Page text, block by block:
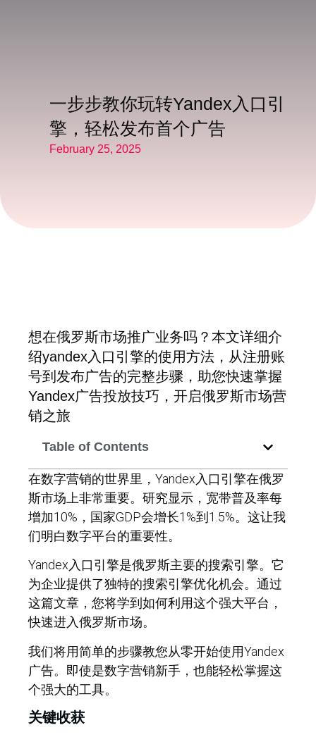
一步步教你玩转Yandex入口引
擎，轻松发布首个广告
February 25, 2025
想在俄罗斯市场推广业务吗？本文详细介
绍yandex入口引擎的使用方法，从注册账
号到发布广告的完整步骤，助您快速掌握
Yandex广告投放技巧，开启俄罗斯市场营
销之旅
Table of Contents
在数字营销的世界里，Yandex入口引擎在俄罗
斯市场上非常重要。研究显示，宽带普及率每
增加10%，国家GDP会增长1%到1.5%。这让我
们明白数字平台的重要性。
Yandex入口引擎是俄罗斯主要的搜索引擎。它
为企业提供了独特的搜索引擎优化机会。通过
这篇文章，您将学到如何利用这个强大平台，
快速进入俄罗斯市场。
我们将用简单的步骤教您从零开始使用Yandex
广告。即使是数字营销新手，也能轻松掌握这
个强大的工具。
关键收获